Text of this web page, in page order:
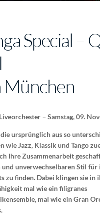
Special –
München
– Samstag, 09.
ursprünglich aus so
wie Jazz, Klassik und Tango
Ihre Zusammenarbeit
unverwechselbaren Stil für
zu finden. Dabei klingen sie in
mal wie ein filigranes
mal wie ein Gran